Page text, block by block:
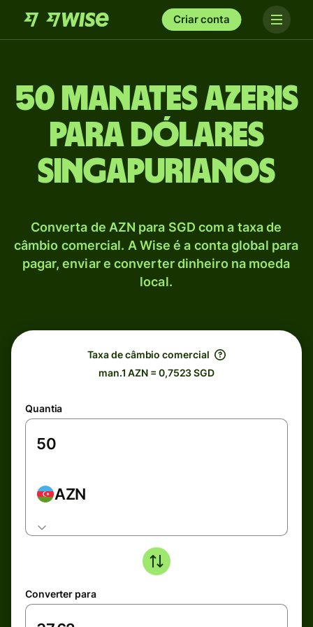
Criar conta
50 Manates azeris
para Dólares
singapurianos
Converta de AZN para SGD com a taxa de
câmbio comercial. A Wise é a conta global para
pagar, enviar e converter dinheiro na moeda
local.
Taxa de câmbio comercial
man.1 AZN = 0,7523 SGD
Quantia
AZN
Converter para